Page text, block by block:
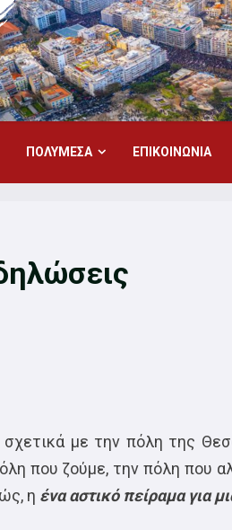
ΠΟΛΥΜΕΣΑ ΕΠΙΚΟΙΝΩΝΙΑ
με την πόλη της
που ζούμε, την πόλη που
η ένα αστικό πείραμα για